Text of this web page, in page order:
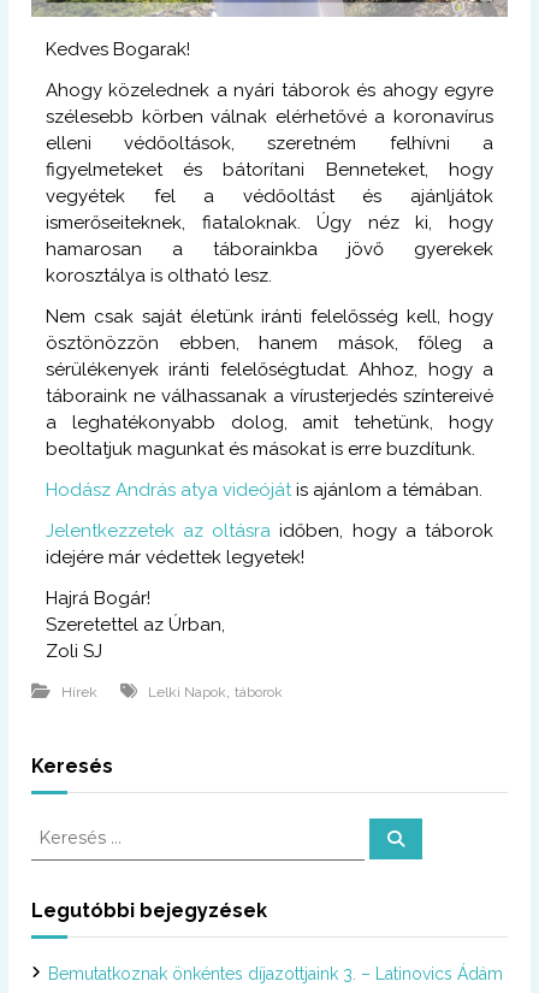
Kedves Bogarak!
Ahogy közelednek a nyári táborok és ahogy egyre
szélesebb körben válnak elérhetővé a koronavírus
elleni védőoltások, szeretném felhívni a
figyelmeteket és bátorítani Benneteket, hogy
vegyétek fel a védőoltást és ajánljátok
ismerőseiteknek, fiataloknak. Úgy néz ki, hogy
hamarosan a táborainkba jövő gyerekek
korosztálya is oltható lesz.
Nem csak saját életünk iránti felelősség kell, hogy
ösztönözzön ebben, hanem mások, főleg a
sérülékenyek iránti felelőségtudat. Ahhoz, hogy a
táboraink ne válhassanak a vírusterjedés színtereivé
a leghatékonyabb dolog, amit tehetünk, hogy
beoltatjuk magunkat és másokat is erre buzdítunk.
Hodász András atya videójátis ajánlom a témában.
Jelentkezzetek az oltásra időben, hogy a táborok
idejére már védettek legyetek!
Hajrá Bogár!
Szeretettel az Úrban,
Zoli SJ
Hírek Lelki Napok ,táborok
Keresés
K
e
s
K
Legutóbbi bejegyzések
Bemutatkoznak önkéntes díjazottjaink 3. – Latinovics Ádám